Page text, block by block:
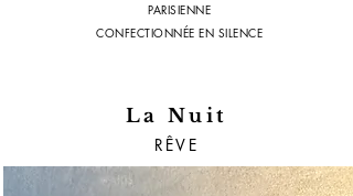
PARISIENNE
CONFECTIONNÉE EN SILENCE
La Nuit
RÊVE